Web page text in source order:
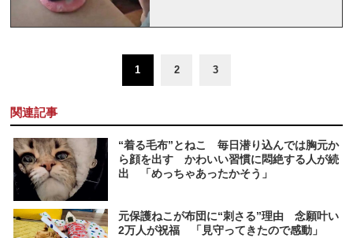
1 2 3
関連記事
“着る毛布”とねこ 毎日潜り込んでは胸元か
ら顔を出す かわいい習慣に悶絶する人が続
出 「めっちゃあったかそう」
元保護ねこが布団に“刺さる”理由 念願叶い
2万人が祝福 「見守ってきたので感動」